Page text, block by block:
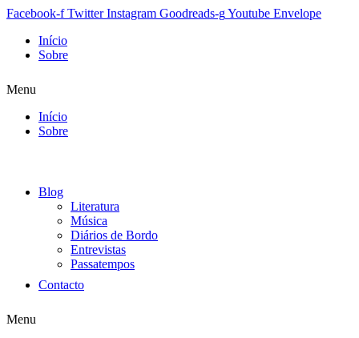
Facebook-f Twitter Instagram Goodreads-gYoutube Envelope
Início
Sobre
Menu
Início
Sobre
Blog
Literatura
Música
Diários de Bordo
Entrevistas
Passatempos
Contacto
Menu